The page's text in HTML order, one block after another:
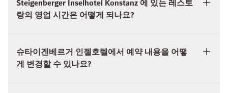
슈타이겐베르거 인젤호텔에서 예약 내용을 어떻
게 변경할 수 있나요?
Steigenberger Inselhotel Konstanz 의 스파 운영
시간은 어떻게 되나요?